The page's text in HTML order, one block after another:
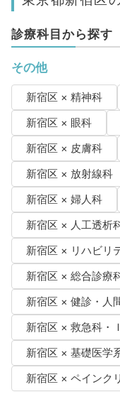
診療科目から探す
その他
新宿区 × 精神科
新宿区 × 眼科
新宿区 × 皮膚科
新宿区 × 放射線科
新宿区 × 婦人科
新宿区 × 人工透析
新宿区 × リハビリ
新宿区 × 総合診療
新宿区 × 健診・人
新宿区 × 救急科・
新宿区 × 基礎医学
新宿区 × ペインク